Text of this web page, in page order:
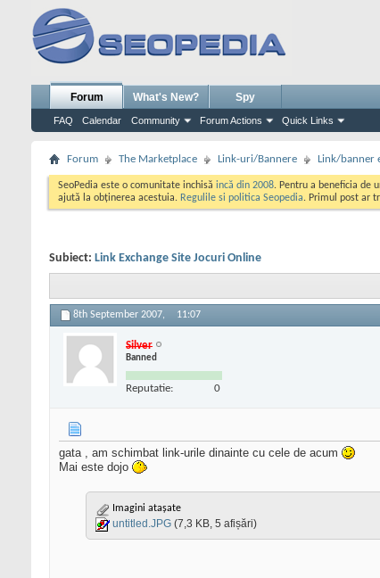
Forum
FAQ Calendar Community Forum Actions Quick Links
What's New? Spy
Forum The Marketplace Link-uri/Bannere Link/banner
SeoPedia este o comunitate inchisă incă din 2008. Pentru a beneficia de
ajută la obținerea acestuia. Regulile si politica Seopedia. Primul post ar
Subiect: Link Exchange Site Jocuri Online
8th September 2007, 11:07
Silver
Banned
Reputatie: 0
gata , am schimbat link-urile dinainte cu cele de acum
Mai este dojo
Imagini atașate
untitled.JPG (7,3 KB, 5 afișări)